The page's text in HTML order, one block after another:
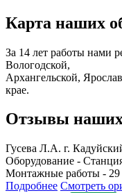
Карта наших
За 14 лет работы нами
Вологодской,
Архангельской,
крае.
Отзывы наших
Гусева Л.А. г.
Оборудование -
Монтажные работы - 29
Подробнее Смотреть